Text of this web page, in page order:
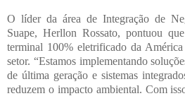
O líder da área de Integração de
Suape, Herllon Rossato, pontuou
terminal 100% eletrificado da
setor. “Estamos implementando
de última geração e sistemas
reduzem o impacto ambiental. Com